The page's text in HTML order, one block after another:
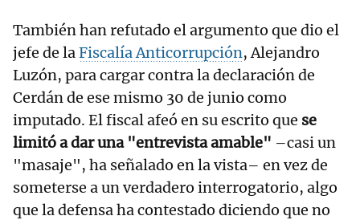
También han refutado el argumento que dio el
jefe de laFiscalía Anticorrupción, Alejandro
Luzón, para cargar contra la declaración de
Cerdán de ese mismo 30 de junio como
imputado. El fiscal afeó en su escrito que se
limitó a dar una "entrevista amable" –casi un
"masaje", ha señalado en la vista– en vez de
someterse a un verdadero interrogatorio, algo
que la defensa ha contestado diciendo que no